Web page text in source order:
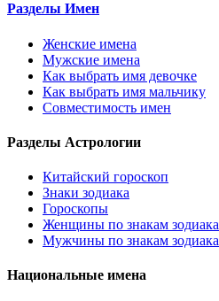
Разделы Имен
Женские имена
Мужские имена
Как выбрать имя девочке
Как выбрать имя мальчику
Совместимость имен
Разделы Астрологии
Китайский гороскоп
Знаки зодиака
Гороскопы
Женщины по знакам зодиака
Мужчины по знакам зодиака
Национальные имена